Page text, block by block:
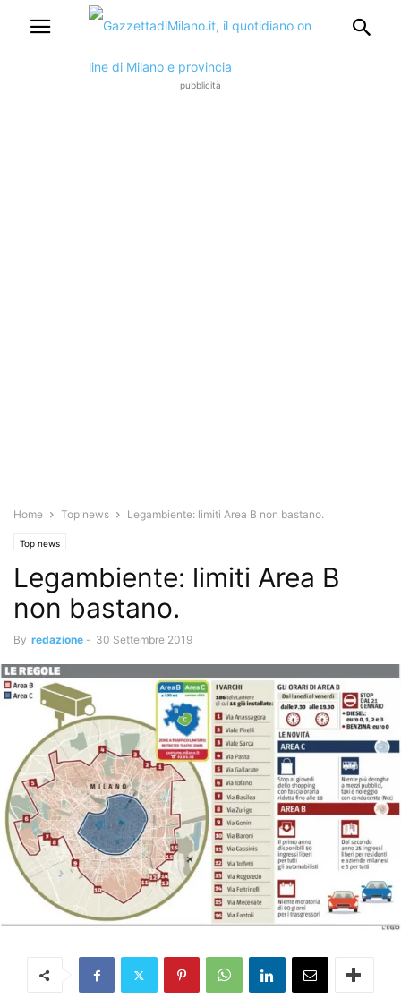
pubblicità
Home Top news Legambiente: limiti Area B non bastano.
Top news
Legambiente: limiti Area B
non bastano.
By redazione - 30 Settembre 2019